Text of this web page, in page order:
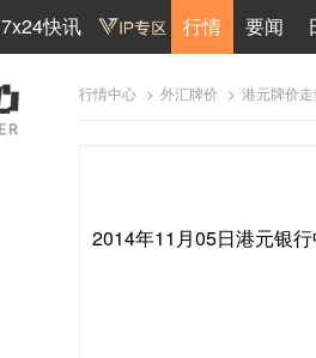
7x24快讯 行情 要闻
行情中心 > 外汇牌价 > 港元牌价
2014年11月05日港元银